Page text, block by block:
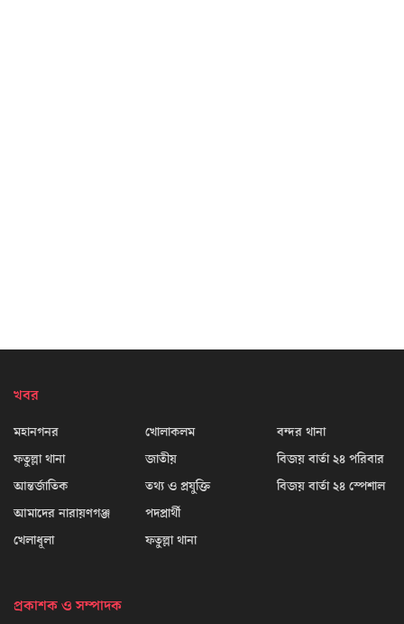
খবর
মহানগনর
ফতুল্লা থানা
আন্তর্জাতিক
আমাদের নারায়ণগঞ্জ
খেলাধূলা
খোলাকলম
জাতীয়
তথ্য ও প্রযুক্তি
পদপ্রার্থী
ফতুল্লা থানা
বন্দর থানা
বিজয় বার্তা ২৪ পরিবার
বিজয় বার্তা ২৪ স্পেশাল
প্রকাশক ও সম্পাদক